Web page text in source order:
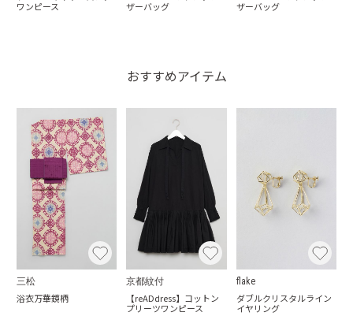
ワンピース
ザーバッグ
ザーバッグ
おすすめアイテム
三松
浴衣万華鏡柄
京都紋付
【reADdress】コットン
プリーツワンピース
flake
ダブルクリスタルライン
イヤリング